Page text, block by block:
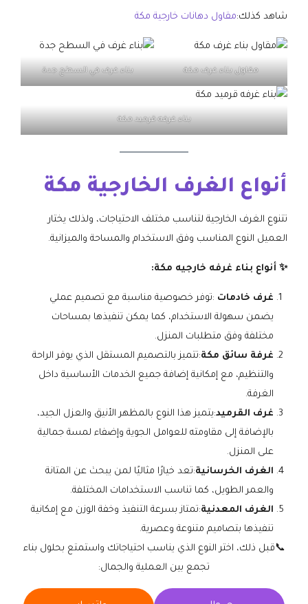
شاهد كذلك:مقاول دهانات خارجية مكة
مقاول بناء غرف مكة بناء غرف في السطح جدة
بناء غرفه قرميد مكة
أنواع الغرف الخارجية مكة
تتنوع الغرف الخارجية لتناسب مختلف الاحتياجات، ولذلك يختار
العميل النوع المناسب وفق الاستخدام والمساحة والميزانية.
✨ أنواع بناء غرفه خارجيه مكة:
غرف خادمات :توفر خصوصية مناسبة مع تصميم عملي
يضمن سهولة الاستخدام، كما يمكن تنفيذها بمساحات
مختلفة وفق متطلبات المنزل.
غرفة سائق مكة:تتميز بالتصميم المستقل الذي يوفر الراحة
والتنظيم، مع إمكانية إضافة جميع الخدمات الأساسية داخل
الغرفة.
غرف القرميد:يتميز هذا النوع بالمظهر الأنيق والعزل الجيد،
بالإضافة إلى مقاومته للعوامل الجوية وإضفاء لمسة جمالية
على المنزل.
الغرف الخرسانية:تعد خيارًا مثاليًا لمن يبحث عن المتانة
والعمر الطويل، كما تناسب الاستخدامات المختلفة.
الغرف المعدنية:تمتاز بسرعة التنفيذ وخفة الوزن مع إمكانية
تنفيذها بتصاميم متنوعة وعصرية.
📞قبل ذلك، اختر النوع الذي يناسب احتياجاتك واستمتع بحلول بناء
تجمع بين العملية والجمال: